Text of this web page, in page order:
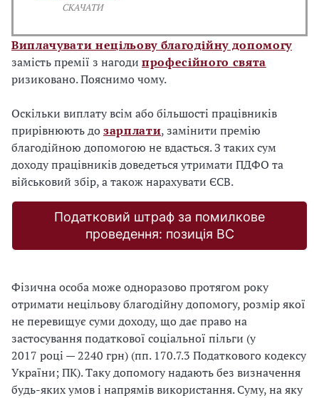
СКАЧАТИ
Виплачувати нецільову благодійну допомогу
замість премії з нагоди професійного свята
ризиковано. Пояснимо чому.
Оскільки виплату всім або більшості працівників
прирівнюють дозарплати, замінити премію
благодійною допомогою не вдасться. З таких сум
доходу працівників доведеться утримати ПДФО та
військовий збір, а також нарахувати ЄСВ.
Податковий штраф за помилкове
проведення: позиція ВС
Фізична особа може одноразово протягом року
отримати нецільову благодійну допомогу, розмір якої
не перевищує суми доходу, що дає право на
застосування податкової соціальної пільги (у
2017 році — 2240 грн) (пп. 170.7.3 Податкового кодексу
України; ПК). Таку допомогу надають без визначення
будь-яких умов і напрямів використання. Суму, на яку